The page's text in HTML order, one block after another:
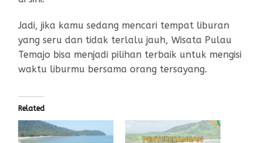
Jadi, jika kamu sedang mencari tempat liburan
yang seru dan tidak terlalu jauh, Wisata Pulau
Temajo bisa menjadi pilihan terbaik untuk mengisi
waktu liburmu bersama orang tersayang.
Related